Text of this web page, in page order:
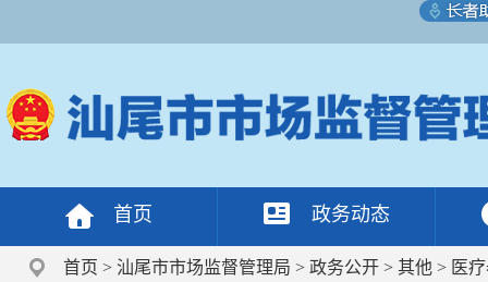
首页 政务动态
首页 > 汕尾市市场监督管理局 > 政务公开 > 其他 > 医